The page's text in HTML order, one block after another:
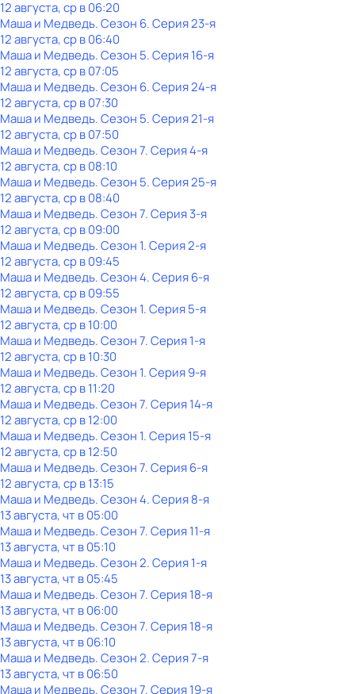
12 августа, ср в 06:20
Маша и Медведь. Сезон 6. Серия 23-я
12 августа, ср в 06:40
Маша и Медведь. Сезон 5. Серия 16-я
12 августа, ср в 07:05
Маша и Медведь. Сезон 6. Серия 24-я
12 августа, ср в 07:30
Маша и Медведь. Сезон 5. Серия 21-я
12 августа, ср в 07:50
Маша и Медведь. Сезон 7. Серия 4-я
12 августа, ср в 08:10
Маша и Медведь. Сезон 5. Серия 25-я
12 августа, ср в 08:40
Маша и Медведь. Сезон 7. Серия 3-я
12 августа, ср в 09:00
Маша и Медведь. Сезон 1. Серия 2-я
12 августа, ср в 09:45
Маша и Медведь. Сезон 4. Серия 6-я
12 августа, ср в 09:55
Маша и Медведь. Сезон 1. Серия 5-я
12 августа, ср в 10:00
Маша и Медведь. Сезон 7. Серия 1-я
12 августа, ср в 10:30
Маша и Медведь. Сезон 1. Серия 9-я
12 августа, ср в 11:20
Маша и Медведь. Сезон 7. Серия 14-я
12 августа, ср в 12:00
Маша и Медведь. Сезон 1. Серия 15-я
12 августа, ср в 12:50
Маша и Медведь. Сезон 7. Серия 6-я
12 августа, ср в 13:15
Маша и Медведь. Сезон 4. Серия 8-я
13 августа, чт в 05:00
Маша и Медведь. Сезон 7. Серия 11-я
13 августа, чт в 05:10
Маша и Медведь. Сезон 2. Серия 1-я
13 августа, чт в 05:45
Маша и Медведь. Сезон 7. Серия 18-я
13 августа, чт в 06:00
Маша и Медведь. Сезон 7. Серия 18-я
13 августа, чт в 06:10
Маша и Медведь. Сезон 2. Серия 7-я
13 августа, чт в 06:50
Маша и Медведь. Сезон 7. Серия 19-я